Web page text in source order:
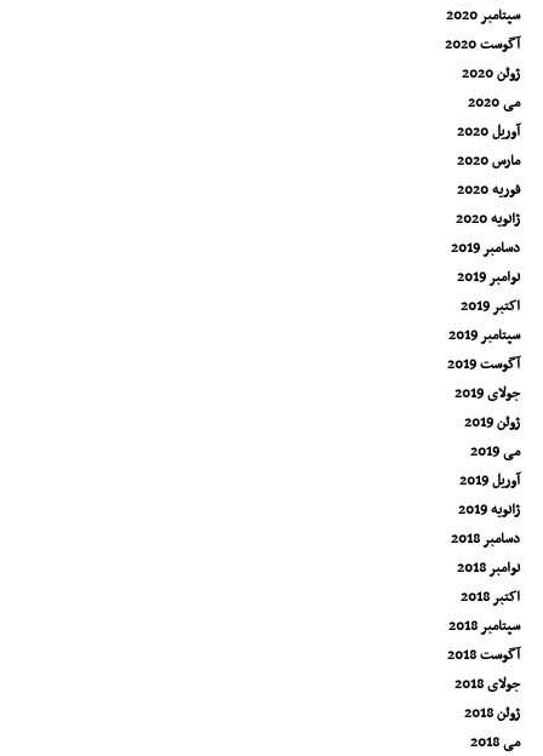
سپتامبر 2020
آگوست 2020
ژوئن 2020
می 2020
آوریل 2020
مارس 2020
فوریه 2020
ژانویه 2020
دسامبر 2019
نوامبر 2019
اکتبر 2019
سپتامبر 2019
آگوست 2019
جولای 2019
ژوئن 2019
می 2019
آوریل 2019
ژانویه 2019
دسامبر 2018
نوامبر 2018
اکتبر 2018
سپتامبر 2018
آگوست 2018
جولای 2018
ژوئن 2018
می 2018